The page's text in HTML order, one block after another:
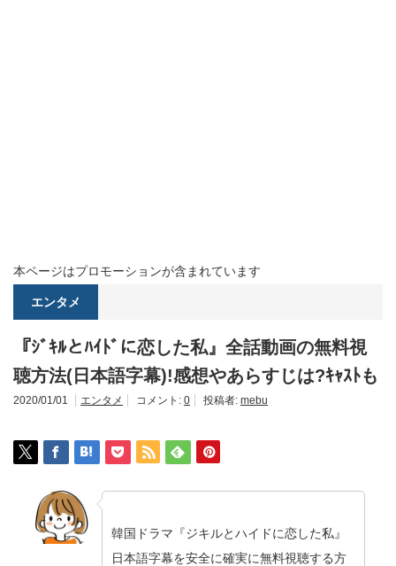
本ページはプロモーションが含まれています
エンタメ
『ｼﾞｷﾙとﾊｲﾄﾞに恋した私』全話動画の無料視
聴方法(日本語字幕)!感想やあらすじは?ｷｬｽﾄも
2020/01/01 エンタメ コメント: 0 投稿者: mebu
韓国ドラマ『ジキルとハイドに恋した私』
日本語字幕を安全に確実に無料視聴する方